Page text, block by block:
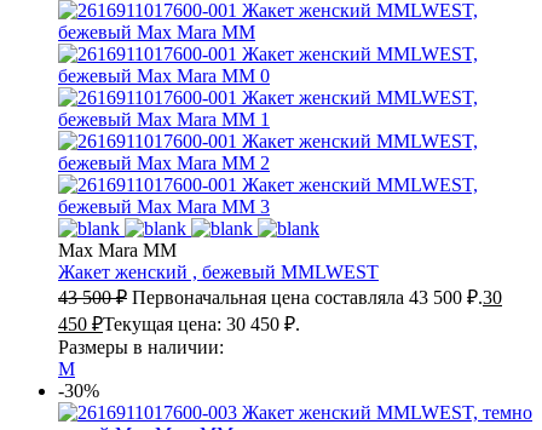
Max Mara MM
Жакет женский , бежевый MMLWEST
43 500₽ Первоначальная цена составляла 43 500 ₽.30
450 ₽Текущая цена: 30 450 ₽.
Размеры в наличии:
M
-30%